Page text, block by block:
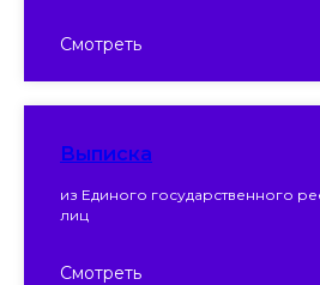
Смотреть
Выписка
из Единого государственного
лиц
Смотреть